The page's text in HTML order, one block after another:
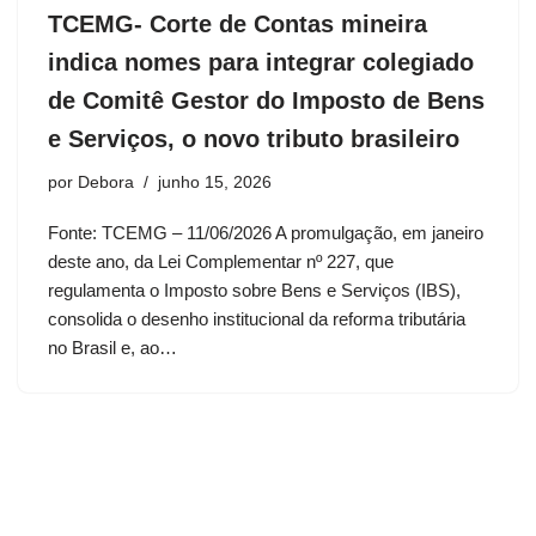
TCEMG- Corte de Contas mineira
indica nomes para integrar colegiado
de Comitê Gestor do Imposto de Bens
e Serviços, o novo tributo brasileiro
por Debora junho 15, 2026
Fonte: TCEMG – 11/06/2026 A promulgação, em janeiro
deste ano, da Lei Complementar nº 227, que
regulamenta o Imposto sobre Bens e Serviços (IBS),
consolida o desenho institucional da reforma tributária
no Brasil e, ao…